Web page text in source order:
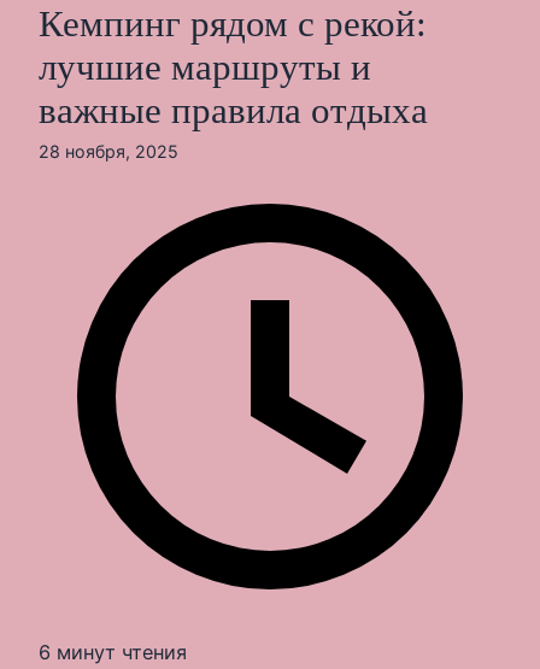
Кемпинг рядом с рекой:
лучшие маршруты и
важные правила отдыха
28 ноября, 2025
6 минут чтения